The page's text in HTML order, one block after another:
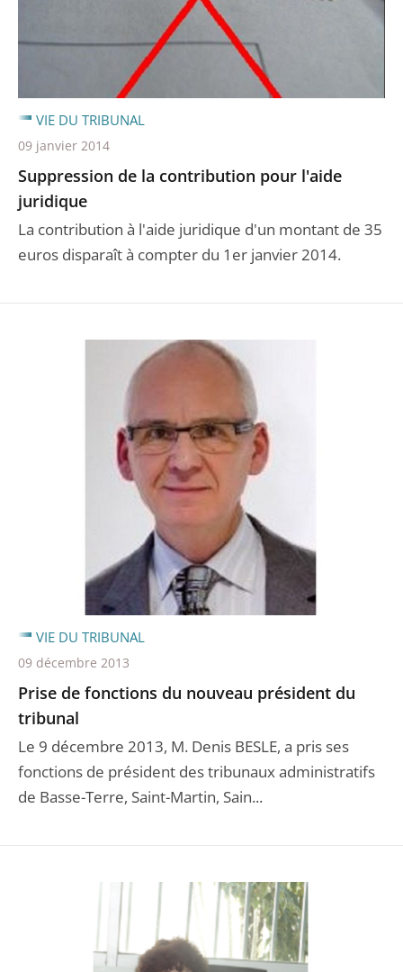
Suppression de la contribution pour l'aide
juridique
La contribution à l'aide juridique d'un montant de 35
euros disparaît à compter du 1er janvier 2014.
VIE DU TRIBUNAL
09 janvier 2014
Prise de fonctions du nouveau président du
tribunal
Le 9 décembre 2013, M. Denis BESLE, a pris ses
fonctions de président des tribunaux administratifs
de Basse-Terre, Saint-Martin, Sain...
VIE DU TRIBUNAL
09 décembre 2013